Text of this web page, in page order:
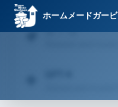
ホームメードガー